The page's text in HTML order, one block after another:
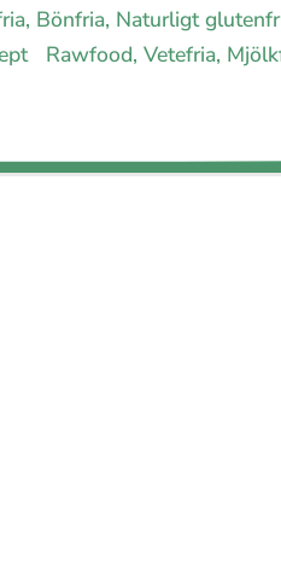
Bönfria, Naturligt
Rawfood, Vetefria,